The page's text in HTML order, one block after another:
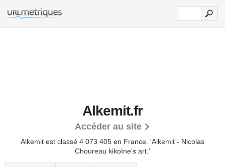
Alkemit.fr
Accéder au site
Alkemit est classé 4 073 405 en France. 'Alkemit - Nicolas
Choureau kikoïne's art.'